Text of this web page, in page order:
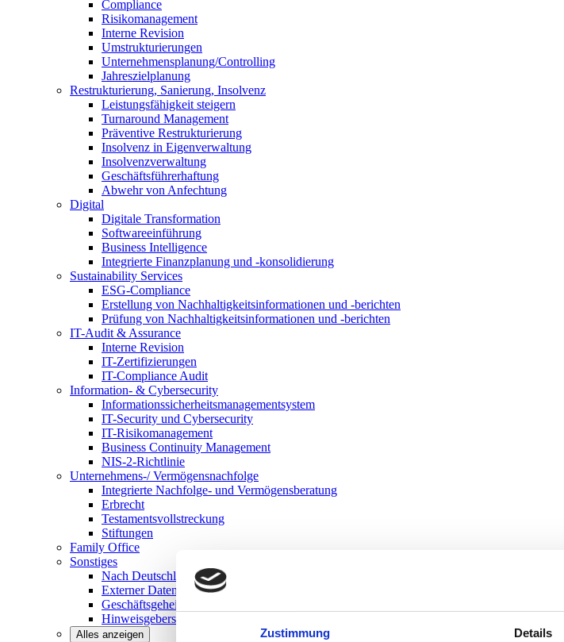
Zustimmung Details
Compliance
Risikomanagement
Interne Revision
Umstrukturierungen
Unternehmensplanung/Controlling
Jahreszielplanung
Restrukturierung, Sanierung, Insolvenz
Leistungsfähigkeit steigern
Turnaround Management
Präventive Restrukturierung
Insolvenz in Eigenverwaltung
Insolvenzverwaltung
Geschäftsführerhaftung
Abwehr von Anfechtung
Digital
Digitale Transformation
Softwareeinführung
Business Intelligence
Integrierte Finanzplanung und -konsolidierung
Sustainability Services
ESG-Compliance
Erstellung von Nachhaltigkeitsinformationen und -berichten
Prüfung von Nachhaltigkeitsinformationen und -berichten
IT-Audit & Assurance
Interne Revision
IT-Zertifizierungen
IT-Compliance Audit
Information- & Cybersecurity
Informationssicherheitsmanagementsystem
IT-Security und Cybersecurity
IT-Risikomanagement
Business Continuity Management
NIS-2-Richtlinie
Unternehmens-/Vermögensnachfolge
Integrierte Nachfolge- und Vermögensberatung
Erbrecht
Testamentsvollstreckung
Stiftungen
Family Office
Sonstiges
Nach Deutschland expandieren
Externer Datenschutzbeauftragter
Geschäftsgeheimnisgesetz
Hinweisgeberschutz in Unternehmen
Alles anzeigen